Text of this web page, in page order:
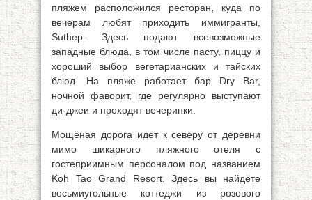
пляжем расположился ресторан, куда по
вечерам любят приходить иммигранты,
Suthep. Здесь подают всевозможные
западные блюда, в том числе пасту, пиццу и
хороший выбор вегетарианских и тайских
блюд. На пляже работает бар Dry Bar,
ночной фаворит, где регулярно выступают
ди-джеи и проходят вечеринки.
Мощёная дорога идёт к северу от деревни
мимо шикарного пляжного отеля с
гостеприимным персоналом под названием
Koh Tao Grand Resort. Здесь вы найдёте
восьмиугольные коттеджи из розового